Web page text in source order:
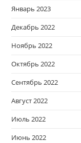
Январь 2023
Декабрь 2022
Ноябрь 2022
Октябрь 2022
Сентябрь 2022
Август 2022
Июль 2022
Июнь 2022